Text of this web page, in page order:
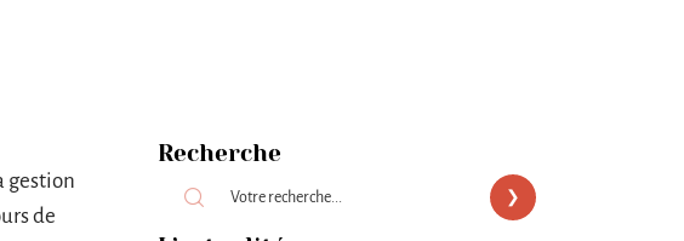
gestion
de
Recherche